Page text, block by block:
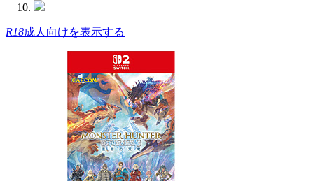
R18成人向けを表示する